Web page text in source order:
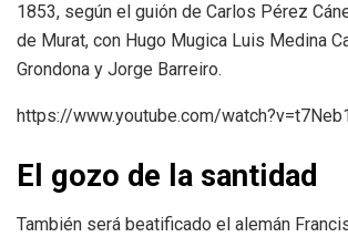
1853, según el guión de Carlos Pérez
de Murat, con Hugo Mugica Luis Medina
Grondona y Jorge Barreiro.
https://www.youtube.com/
El gozo de la santidad
También será beatificado el alemán